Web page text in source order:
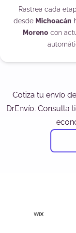
Rastrea cada
desde Michoacán
Moreno con
Cotiza tu envío
DrEnvío. Consulta